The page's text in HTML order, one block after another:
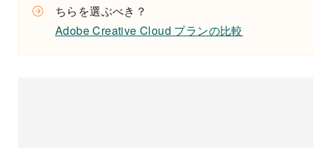
ちらを選ぶべき？
Adobe Creative Cloud プランの比較